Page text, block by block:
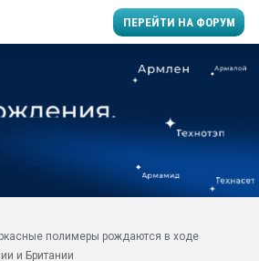
ПЕРЕЙТИ НА ФОРУМ
заводу пластмасс"
полимеры рождаются в ходе
и Британии